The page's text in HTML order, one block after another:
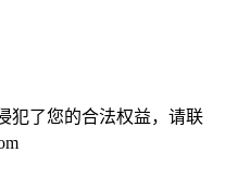
犯了您的合法权益，请联